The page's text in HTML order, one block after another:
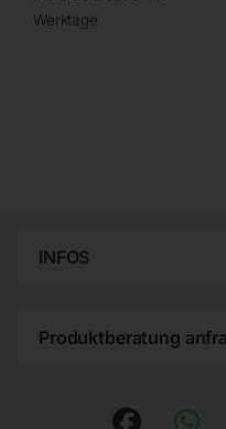
Werktage
INFOS
Produktberatung